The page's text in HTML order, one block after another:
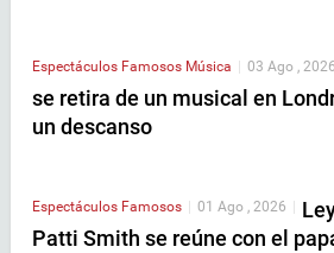
Espectáculos Famosos Música | 03 Ago , 2026
se retira de un musical en
un descanso
Espectáculos Famosos 01 Ago , 2026
Patti Smith se reúne con el